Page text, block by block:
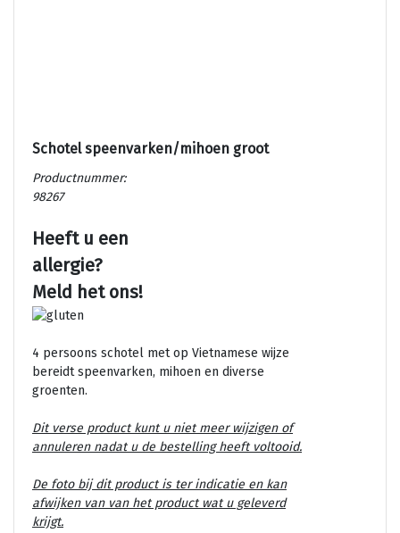
Schotel speenvarken/mihoen groot
Productnummer:
98267
Heeft u een
allergie?
Meld het ons!
4 persoons schotel met op Vietnamese wijze
bereidt speenvarken, mihoen en diverse
groenten.
Dit verse product kunt u niet meer wijzigen of
annuleren nadat u de bestelling heeft voltooid.
De foto bij dit product is ter indicatie en kan
afwijken van van het product wat u geleverd
krijgt.